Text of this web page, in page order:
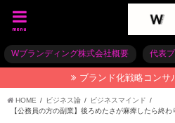
menu
Wブランディング株式会社概要 代表
ブランド化戦略コンサ
HOME ビジネス論
ビジネスマインド
【公務員の方の副業】後ろめたさが麻痺したら終わ